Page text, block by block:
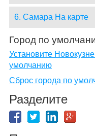
6. Самара На карте
Город по
Установите
умолчанию
Сброс города по
Разделите